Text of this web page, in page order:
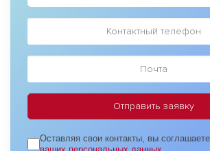
Оставляя свои контакты, вы